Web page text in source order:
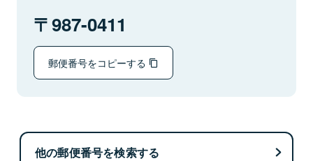
987-0411
郵便番号をコピーする
他の郵便番号を検索する